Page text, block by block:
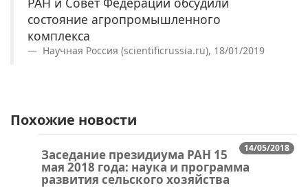
состояние агропромышленного
комплекса
Научная Россия (scientificrussia.ru), 18/01/2019
Похожие новости
14/05/2018
Заседание президиума РАН 15
мая 2018 года: наука и программа
развития сельского хозяйства